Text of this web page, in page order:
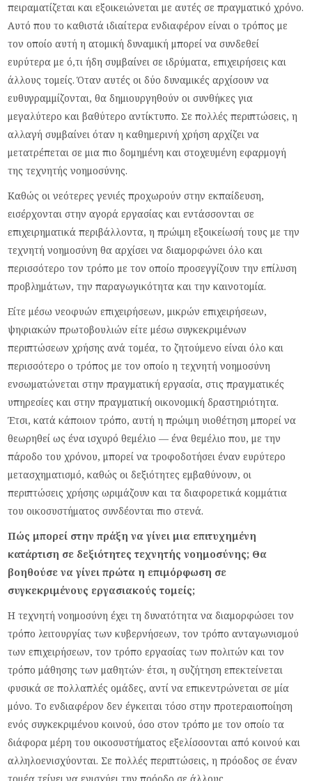
πειραματίζεται και εξοικειώνεται με αυτές σε πραγματικό χρόνο.
Αυτό που το καθιστά ιδιαίτερα ενδιαφέρον είναι ο τρόπος με
τον οποίο αυτή η ατομική δυναμική μπορεί να συνδεθεί
ευρύτερα με ό,τι ήδη συμβαίνει σε ιδρύματα, επιχειρήσεις και
άλλους τομείς. Όταν αυτές οι δύο δυναμικές αρχίσουν να
ευθυγραμμίζονται, θα δημιουργηθούν οι συνθήκες για
μεγαλύτερο και βαθύτερο αντίκτυπο. Σε πολλές περιπτώσεις, η
αλλαγή συμβαίνει όταν η καθημερινή χρήση αρχίζει να
μετατρέπεται σε μια πιο δομημένη και στοχευμένη εφαρμογή
της τεχνητής νοημοσύνης.
Καθώς οι νεότερες γενιές προχωρούν στην εκπαίδευση,
εισέρχονται στην αγορά εργασίας και εντάσσονται σε
επιχειρηματικά περιβάλλοντα, η πρώιμη εξοικείωσή τους με την
τεχνητή νοημοσύνη θα αρχίσει να διαμορφώνει όλο και
περισσότερο τον τρόπο με τον οποίο προσεγγίζουν την επίλυση
προβλημάτων, την παραγωγικότητα και την καινοτομία.
Είτε μέσω νεοφυών επιχειρήσεων, μικρών επιχειρήσεων,
ψηφιακών πρωτοβουλιών είτε μέσω συγκεκριμένων
περιπτώσεων χρήσης ανά τομέα, το ζητούμενο είναι όλο και
περισσότερο ο τρόπος με τον οποίο η τεχνητή νοημοσύνη
ενσωματώνεται στην πραγματική εργασία, στις πραγματικές
υπηρεσίες και στην πραγματική οικονομική δραστηριότητα.
Έτσι, κατά κάποιον τρόπο, αυτή η πρώιμη υιοθέτηση μπορεί να
θεωρηθεί ως ένα ισχυρό θεμέλιο — ένα θεμέλιο που, με την
πάροδο του χρόνου, μπορεί να τροφοδοτήσει έναν ευρύτερο
μετασχηματισμό, καθώς οι δεξιότητες εμβαθύνουν, οι
περιπτώσεις χρήσης ωριμάζουν και τα διαφορετικά κομμάτια
του οικοσυστήματος συνδέονται πιο στενά.
Πώς μπορεί στην πράξη να γίνει μια επιτυχημένη
κατάρτιση σε δεξιότητες τεχνητής νοημοσύνης; Θα
βοηθούσε να γίνει πρώτα η επιμόρφωση σε
συγκεκριμένους εργασιακούς τομείς;
Η τεχνητή νοημοσύνη έχει τη δυνατότητα να διαμορφώσει τον
τρόπο λειτουργίας των κυβερνήσεων, τον τρόπο ανταγωνισμού
των επιχειρήσεων, τον τρόπο εργασίας των πολιτών και τον
τρόπο μάθησης των μαθητών· έτσι, η συζήτηση επεκτείνεται
φυσικά σε πολλαπλές ομάδες, αντί να επικεντρώνεται σε μία
μόνο. Το ενδιαφέρον δεν έγκειται τόσο στην προτεραιοποίηση
ενός συγκεκριμένου κοινού, όσο στον τρόπο με τον οποίο τα
διάφορα μέρη του οικοσυστήματος εξελίσσονται από κοινού και
αλληλοενισχύονται. Σε πολλές περιπτώσεις, η πρόοδος σε έναν